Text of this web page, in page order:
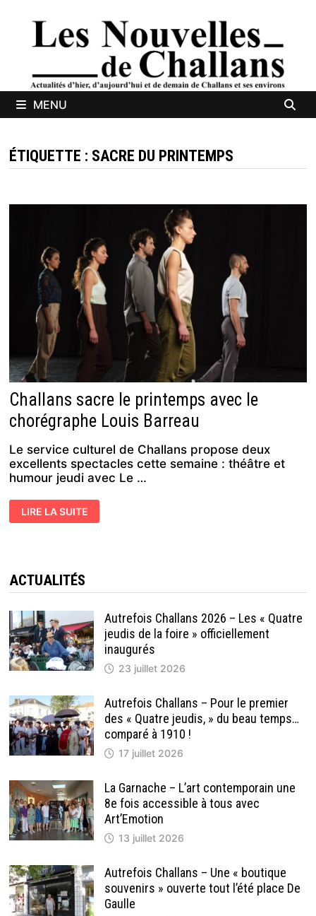
MENU
ÉTIQUETTE : SACRE DU PRINTEMPS
Challans sacre le printemps avec le
chorégraphe Louis Barreau
Le service culturel de Challans propose deux
excellents spectacles cette semaine : théâtre et
humour jeudi avec Le …
CHALLANS
SACRE
LOUIS
BARREAU
LIRE LA SUITE
ACTUALITÉS
Autrefois Challans 2026 – Les « Quatre
jeudis de la foire » officiellement
inaugurés
23 juillet 2026
Autrefois Challans – Pour le premier
des « Quatre jeudis, » du beau temps…
comparé à 1910 !
17 juillet 2026
La Garnache – L’art contemporain une
8e fois accessible à tous avec
Art’Emotion
13 juillet 2026
Autrefois Challans – Une « boutique
souvenirs » ouverte tout l’été place De
Gaulle